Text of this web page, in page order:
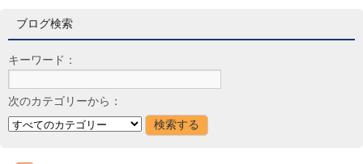
ブログ検索
キーワード：
次のカテゴリーから：